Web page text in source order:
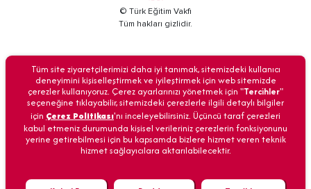
© Türk Eğitim Vakfı
Tüm hakları gizlidir.
BİZİ ARAYIN
Anasayfa İletişim Veri Güvenliği Kişisel Verilerin Korunması
Tüm site ziyaretçilerimizi daha iyi tanımak, sitemizdeki kullanıcı
deneyimini kişiselleştirmek ve iyileştirmek için web sitemizde
çerezler kullanıyoruz. Çerez ayarlarınızı yönetmek için "Tercihler"
seçeneğine tıklayabilir, sitemizdeki çerezlerle ilgili detaylı bilgiler
için Çerez Politikası'nı inceleyebilirsiniz. Üçüncü taraf çerezleri
kabul etmeniz durumunda kişisel verileriniz çerezlerin fonksiyonunu
yerine getirebilmesi için bu kapsamda bizlere hizmet veren teknik
hizmet sağlayıcılara aktarılabilecektir.